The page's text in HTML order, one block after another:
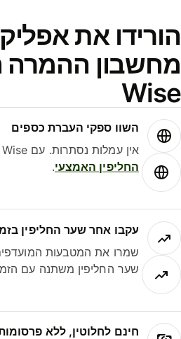
את
ההמרה
השוו ספקי העברת כספים
אין עמלות נסתרות. עם Wise תמיד תקבלו את
החליפין האמצעי.
עקבו אחר שער החליפין
שמרו את המטבעות המועדפים
שער החליפין משתנה עם הזמן.
חינם לחלוטין, ללא פרסומות